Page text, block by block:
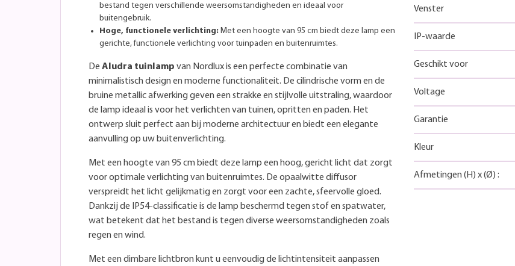
bestand tegen verschillende weersomstandigheden en ideaal voor
buitengebruik.
Hoge, functionele verlichting: Met een hoogte van 95 cm biedt deze lamp een
gerichte, functionele verlichting voor tuinpaden en buitenruimtes.
De Aludra tuinlamp van Nordlux is een perfecte combinatie van
minimalistisch design en moderne functionaliteit. De cilindrische vorm en de
bruine metallic afwerking geven een strakke en stijlvolle uitstraling, waardoor
de lamp ideaal is voor het verlichten van tuinen, opritten en paden. Het
ontwerp sluit perfect aan bij moderne architectuur en biedt een elegante
aanvulling op uw buitenverlichting.
Met een hoogte van 95 cm biedt deze lamp een hoog, gericht licht dat zorgt
voor optimale verlichting van buitenruimtes. De opaalwitte diffusor
verspreidt het licht gelijkmatig en zorgt voor een zachte, sfeervolle gloed.
Dankzij de IP54-classificatie is de lamp beschermd tegen stof en spatwater,
wat betekent dat het bestand is tegen diverse weersomstandigheden zoals
regen en wind.
Met een dimbare lichtbron kunt u eenvoudig de lichtintensiteit aanpassen
Venster
IP-waarde
Geschikt voor
Voltage
Garantie
Kleur
Afmetingen (H) x(Ø) :